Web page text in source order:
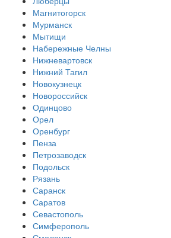
Магнитогорск
Мурманск
Мытищи
Набережные Челны
Нижневартовск
Нижний Тагил
Новокузнецк
Новороссийск
Одинцово
Орел
Оренбург
Пенза
Петрозаводск
Подольск
Рязань
Саранск
Саратов
Севастополь
Симферополь